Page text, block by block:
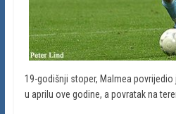
19-godišnji stoper, Malmea
u aprilu ove godine, a povratak na